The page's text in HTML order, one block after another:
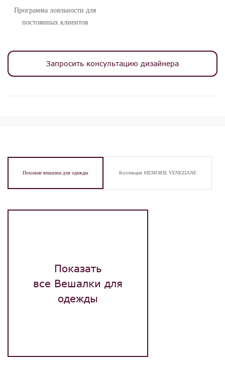
Программа лояльности для
постоянных клиентов
Запросить консультацию дизайнера
Похожие вешалки для одежды Коллекция MEMORIE VENEZIANE
Показать
все Вешалки для
одежды